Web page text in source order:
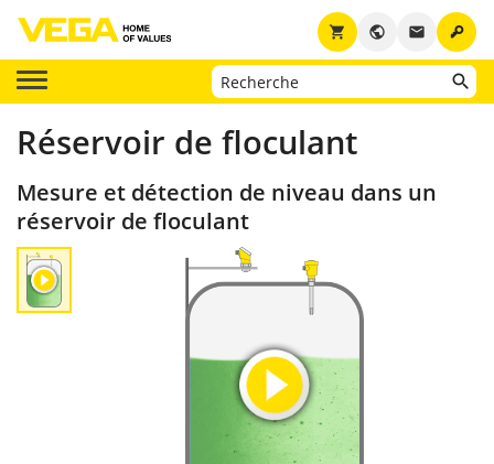
key
email
public
shopping_cart
Réservoir de floculant
Mesure et détection de niveau dans un
réservoir de floculant